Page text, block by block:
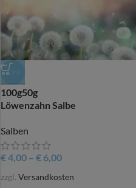
-59%
100g50g
Löwenzahn Salbe
Salben
€4,00 – € 6,00
zzgl. Versandkosten